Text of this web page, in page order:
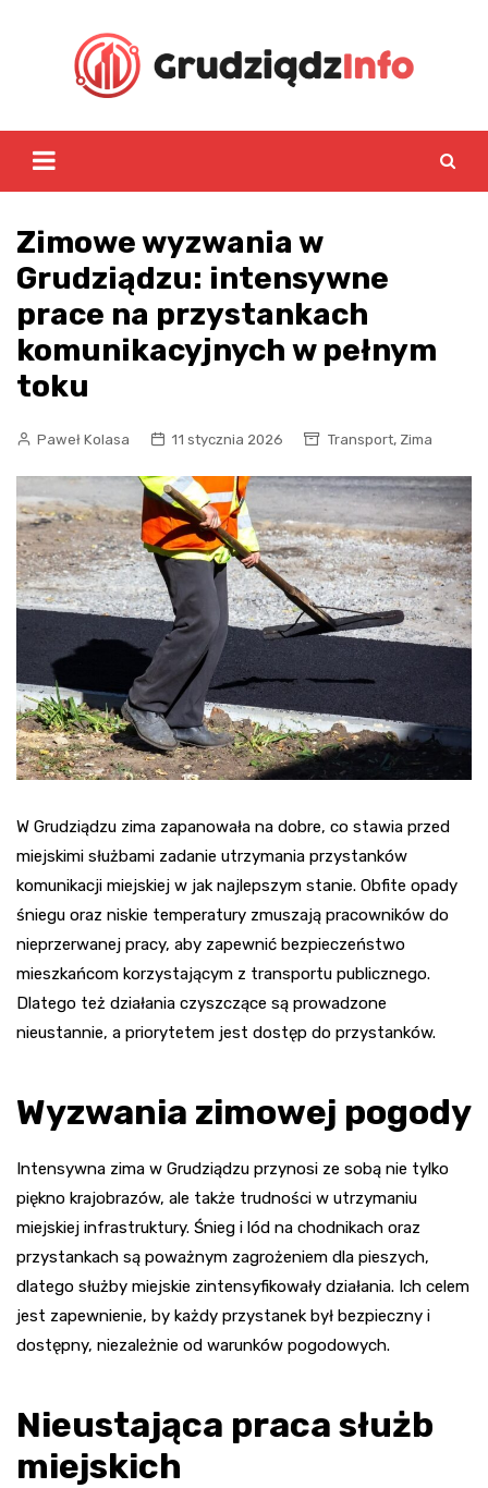
Zimowe wyzwania w
Grudziądzu: intensywne
prace na przystankach
komunikacyjnych w pełnym
toku
Paweł Kolasa 11 stycznia 2026 Transport, Zima
W Grudziądzu zima zapanowała na dobre, co stawia przed
miejskimi służbami zadanie utrzymania przystanków
komunikacji miejskiej w jak najlepszym stanie. Obfite opady
śniegu oraz niskie temperatury zmuszają pracowników do
nieprzerwanej pracy, aby zapewnić bezpieczeństwo
mieszkańcom korzystającym z transportu publicznego.
Dlatego też działania czyszczące są prowadzone
nieustannie, a priorytetem jest dostęp do przystanków.
Wyzwania zimowej pogody
Intensywna zima w Grudziądzu przynosi ze sobą nie tylko
piękno krajobrazów, ale także trudności w utrzymaniu
miejskiej infrastruktury. Śnieg i lód na chodnikach oraz
przystankach są poważnym zagrożeniem dla pieszych,
dlatego służby miejskie zintensyfikowały działania. Ich celem
jest zapewnienie, by każdy przystanek był bezpieczny i
dostępny, niezależnie od warunków pogodowych.
Nieustająca praca służb
miejskich